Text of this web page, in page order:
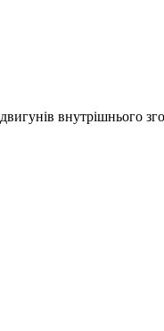
внутрішнього